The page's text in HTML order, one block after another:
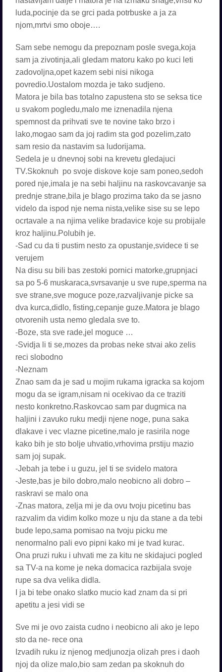
luda,pocinje da se grci pada potrbuske a ja za
njom,mrtvi smo oboje….
Sam sebe nemogu da prepoznam posle svega,koja
sam ja zivotinja,ali gledam matoru kako po kuci leti
zadovoljna,opet kazem sebi nisi nikoga
povredio.Uostalom mozda je tako sudjeno.
Matora je bila bas totalno zapustena sto se seksa tice
u svakom pogledu,malo me iznenadila njena
spemnost da prihvati sve te novine tako brzo i
lako,mogao sam da joj radim sta god pozelim,zato
sam resio da nastavim sa ludorijama.
Sedela je u dnevnoj sobi na krevetu gledajuci
TV.Skoknuh po svoje diskove koje sam poneo,sedoh
pored nje,imala je na sebi haljinu na raskovcavanje sa
prednje strane,bila je blago prozirna tako da se jasno
videlo da ispod nje nema nista,velike sise su se lepo
ocrtavale a na njima velike bradavice koje su probijale
kroz haljinu.Polubih je.
-Sad cu da ti pustim nesto za opustanje,svidece ti se
verujem
Na disu su bili bas zestoki pornici matorke,grupnjaci
sa po 5-6 muskaraca,svrsavanje u sve rupe,sperma na
sve strane,sve moguce poze,razvaljivanje picke sa
dva kurca,didlo, fisting,cepanje guze.Matora je blago
otvorenih usta nemo gledala sve to.
-Boze, sta sve rade,jel moguce …
-Svidja li ti se,mozes da probas neke stvai ako zelis
reci slobodno
-Neznam
Znao sam da je sad u mojim rukama igracka sa kojom
mogu da se igram,nisam ni ocekivao da ce traziti
nesto konkretno.Raskovcao sam par dugmica na
haljini i zavuko ruku medji njene noge, puna saka
dlakave i vec vlazne picetine,malo je rasirila noge
kako bih je sto bolje uhvatio,vrhovima prstiju mazio
sam joj supak.
-Jebah ja tebe i u guzu, jel ti se svidelo matora
-Jeste,bas je bilo dobro,malo neobicno ali dobro –
raskravi se malo ona
-Znas matora, zelja mi je da ovu tvoju picetinu bas
razvalim da vidim kolko moze u nju da stane a da tebi
bude lepo,sama pomisao na tvoju picku me
nenormalno pali evo pipni kako mi je tvad kurac.
Ona pruzi ruku i uhvati me za kitu ne skidajuci pogled
sa TV-a na kome je neka domacica razbijala svoje
rupe sa dva velika didla.
I ja bi tebe onako slatko mucio kad znam da si pri
apetitu a jesi vidi se
Sve mi je ovo zaista cudno i neobicno ali ako je lepo
sto da ne- rece ona
Izvadih ruku iz njenog medjunozja olizah pres i daoh
njoj da olize malo,bio sam zedan pa skoknuh do